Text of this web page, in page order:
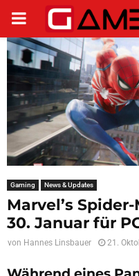
PRIMARY
MENU
Gaming News & Updates
Marvel’s
30. Januar für
von Hannes Linsbauer 21.